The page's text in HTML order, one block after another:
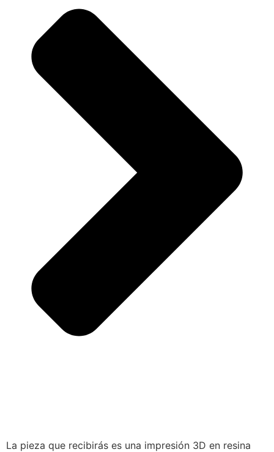
La pieza que recibirás es una impresión 3D en resina